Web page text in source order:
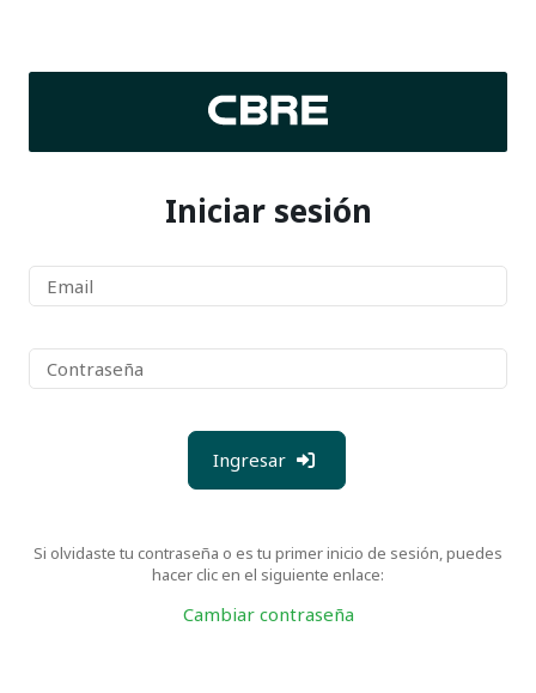
Iniciar sesión
Ingresar
Si olvidaste tu contraseña o es tu primer inicio de sesión, puedes
hacer clic en el siguiente enlace:
Cambiar contraseña